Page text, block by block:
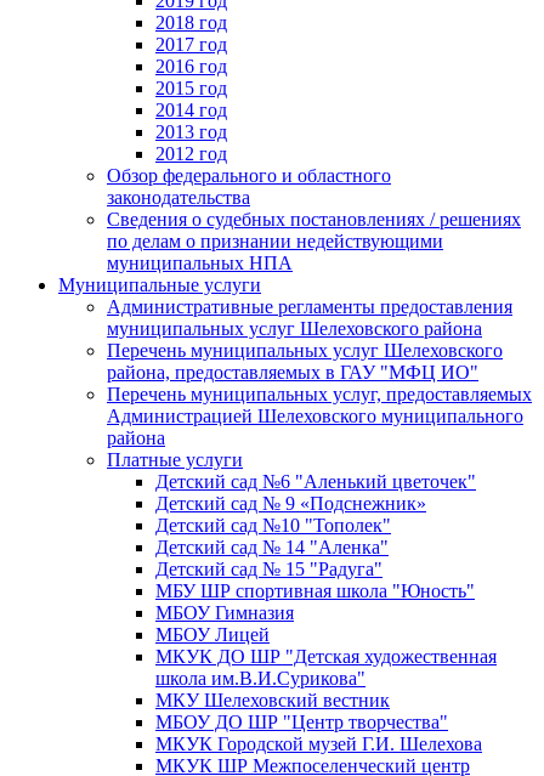
2018 год
2017 год
2016 год
2015 год
2014 год
2013 год
2012 год
Обзор федерального и областного
законодательства
Сведения о судебных постановлениях / решениях
по делам о признании недействующими
муниципальных НПА
Муниципальные услуги
Административные регламенты предоставления
муниципальных услуг Шелеховского района
Перечень муниципальных услуг Шелеховского
района, предоставляемых в ГАУ "МФЦ ИО"
Перечень муниципальных услуг, предоставляемых
Администрацией Шелеховского муниципального
района
Платные услуги
Детский сад №6 "Аленький цветочек"
Детский сад № 9 «Подснежник»
Детский сад №10 "Тополек"
Детский сад № 14 "Аленка"
Детский сад № 15 "Радуга"
МБУ ШР спортивная школа "Юность"
МБОУ Гимназия
МБОУ Лицей
МКУК ДО ШР "Детская художественная
школа им.В.И.Сурикова"
МКУ Шелеховский вестник
МБОУ ДО ШР "Центр творчества"
МКУК Городской музей Г.И. Шелехова
МКУК ШР Межпоселенческий центр